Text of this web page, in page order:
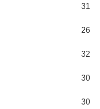
31
26
32
30
30